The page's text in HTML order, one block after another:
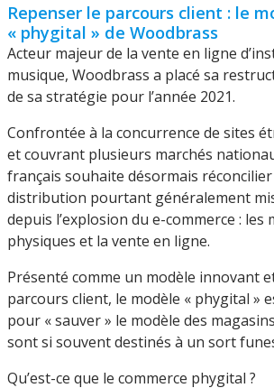
Repenser le parcours client : le
« phygital » de Woodbrass
Acteur majeur de la vente en ligne
musique, Woodbrass a placé sa
de sa stratégie pour l’année 2021.
Confrontée à la concurrence de sites
et couvrant plusieurs marchés
français souhaite désormais
distribution pourtant généralement
depuis l’explosion du e-commerce : les
physiques et la vente en ligne.
Présenté comme un modèle innovant
parcours client, le modèle « phygital »
pour « sauver » le modèle des
sont si souvent destinés à un sort
Qu’est-ce que le commerce phygital ?